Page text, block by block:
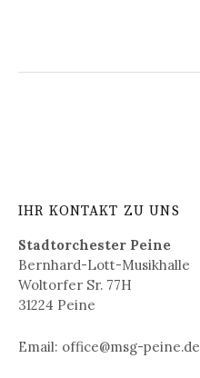
IHR KONTAKT ZU UNS
Stadtorchester Peine
Bernhard-Lott-Musikhalle
Woltorfer Sr. 77H
31224 Peine
Email: office@msg-peine.de